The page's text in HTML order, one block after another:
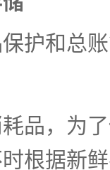
和总账
，为了
根据新